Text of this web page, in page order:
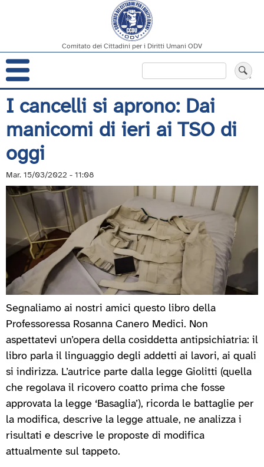
Salta
al
contenuto
principale
Comitato dei Cittadini per i Diritti Umani ODV
Navigazione
principale
I cancelli si aprono: Dai
manicomi di ieri ai TSO di
oggi
Mar. 15/03/2022 - 11:08
Segnaliamo ai nostri amici questo libro della
Professoressa Rosanna Canero Medici. Non
aspettatevi un’opera della cosiddetta antipsichiatria: il
libro parla il linguaggio degli addetti ai lavori, ai quali
si indirizza. L’autrice parte dalla legge Giolitti (quella
che regolava il ricovero coatto prima che fosse
approvata la legge ‘Basaglia’), ricorda le battaglie per
la modifica, descrive la legge attuale, ne analizza i
risultati e descrive le proposte di modifica
attualmente sul tappeto.